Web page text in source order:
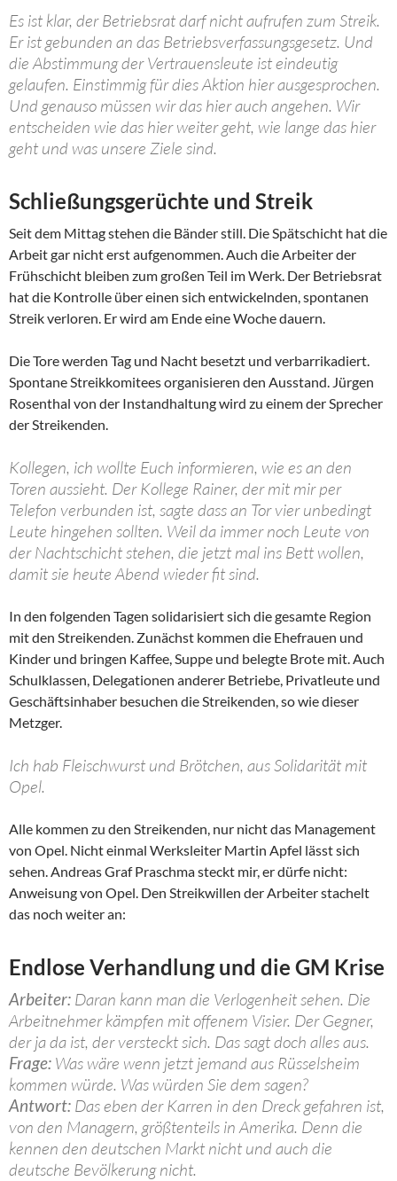
Es ist klar, der Betriebsrat darf nicht aufrufen zum Streik.
Er ist gebunden an das Betriebsverfassungsgesetz. Und
die Abstimmung der Vertrauensleute ist eindeutig
gelaufen. Einstimmig für dies Aktion hier ausgesprochen.
Und genauso müssen wir das hier auch angehen. Wir
entscheiden wie das hier weiter geht, wie lange das hier
geht und was unsere Ziele sind.
Schließungsgerüchte und Streik
Seit dem Mittag stehen die Bänder still. Die Spätschicht hat die
Arbeit gar nicht erst aufgenommen. Auch die Arbeiter der
Frühschicht bleiben zum großen Teil im Werk. Der Betriebsrat
hat die Kontrolle über einen sich entwickelnden, spontanen
Streik verloren. Er wird am Ende eine Woche dauern.
Die Tore werden Tag und Nacht besetzt und verbarrikadiert.
Spontane Streikkomitees organisieren den Ausstand. Jürgen
Rosenthal von der Instandhaltung wird zu einem der Sprecher
der Streikenden.
Kollegen, ich wollte Euch informieren, wie es an den
Toren aussieht. Der Kollege Rainer, der mit mir per
Telefon verbunden ist, sagte dass an Tor vier unbedingt
Leute hingehen sollten. Weil da immer noch Leute von
der Nachtschicht stehen, die jetzt mal ins Bett wollen,
damit sie heute Abend wieder fit sind.
In den folgenden Tagen solidarisiert sich die gesamte Region
mit den Streikenden. Zunächst kommen die Ehefrauen und
Kinder und bringen Kaffee, Suppe und belegte Brote mit. Auch
Schulklassen, Delegationen anderer Betriebe, Privatleute und
Geschäftsinhaber besuchen die Streikenden, so wie dieser
Metzger.
Ich hab Fleischwurst und Brötchen, aus Solidarität mit
Opel.
Alle kommen zu den Streikenden, nur nicht das Management
von Opel. Nicht einmal Werksleiter Martin Apfel lässt sich
sehen. Andreas Graf Praschma steckt mir, er dürfe nicht:
Anweisung von Opel. Den Streikwillen der Arbeiter stachelt
das noch weiter an:
Endlose Verhandlung und die GM Krise
Arbeiter: Daran kann man die Verlogenheit sehen. Die
Arbeitnehmer kämpfen mit offenem Visier. Der Gegner,
der ja da ist, der versteckt sich. Das sagt doch alles aus.
Frage: Was wäre wenn jetzt jemand aus Rüsselsheim
kommen würde. Was würden Sie dem sagen?
Antwort: Das eben der Karren in den Dreck gefahren ist,
von den Managern, größtenteils in Amerika. Denn die
kennen den deutschen Markt nicht und auch die
deutsche Bevölkerung nicht.